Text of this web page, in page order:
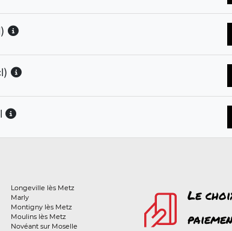
Longeville lès Metz
Marly
Montigny lès Metz
Moulins lès Metz
Novéant sur Moselle
Le